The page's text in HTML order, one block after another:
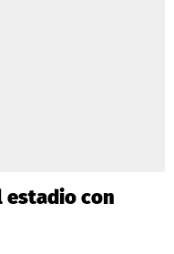
estadio con